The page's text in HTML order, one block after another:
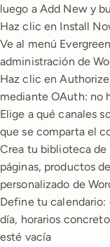
luego a Add New y
Haz clic en Install
Ve al menú
administración de
Haz clic en
mediante OAuth: no
Elige a qué canales
que se comparta el
Crea tu biblioteca
páginas, productos
personalizado de
Define tu
día, horarios
esté vacía